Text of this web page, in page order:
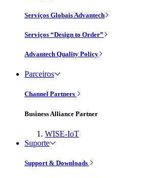
Serviços Globais Advantech
Serviços “Design to Order”
Advantech Quality Policy
Parceiros
Channel Partners
Business Alliance Partner
WISE-IoT
Suporte
Support & Downloads